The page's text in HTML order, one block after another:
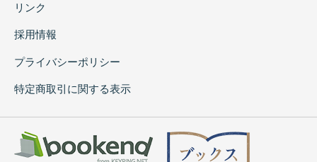
リンク
採用情報
プライバシーポリシー
特定商取引に関する表示